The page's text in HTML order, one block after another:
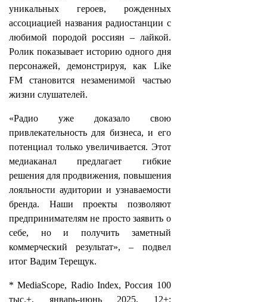
уникальных героев, рожденных
ассоциацией названия радиостанции с
любимой породой россиян – лайкой.
Ролик показывает историю одного дня
персонажей, демонстрируя, как Like
FM становится незаменимой частью
жизни слушателей.
«Радио уже доказало свою
привлекательность для бизнеса, и его
потенциал только увеличивается. Этот
медиаканал предлагает гибкие
решения для продвижения, повышения
лояльности аудитории и узнаваемости
бренда. Наши проекты позволяют
предпринимателям не просто заявить о
себе, но и получить заметный
коммерческий результат», – подвел
итог Вадим Терещук.
* MediaScope, Radio Index, Россия 100
тыс.+, январь-июнь 2025, 12+;